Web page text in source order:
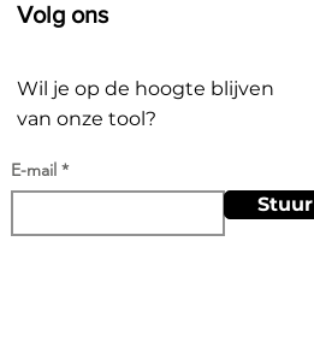
Volg ons
Wil je op de hoogte blijven
van onze tool?
E-mail
Stuur